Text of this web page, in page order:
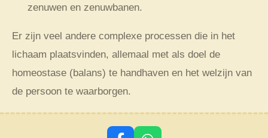
zenuwen en zenuwbanen.
Er zijn veel andere complexe processen die in het
lichaam plaatsvinden, allemaal met als doel de
homeostase (balans) te handhaven en het welzijn van
de persoon te waarborgen.